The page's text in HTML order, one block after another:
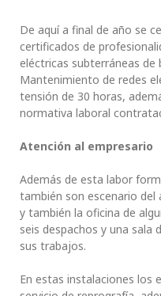
De aquí a final de año se
certificados de
eléctricas subterráneas
Mantenimiento de redes
tensión de 30 horas,
normativa laboral
Atención al empresario
Además de esta labor
también son escenario
y también la oficina de
seis despachos y una sala
sus trabajos.
En estas instalaciones los